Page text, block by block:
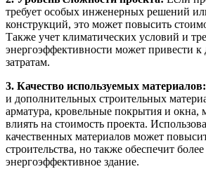
требует особых инженерных решений
конструкций, это может повысить
Также учет климатических условий и
энергоэффективности может привести
затратам.
3. Качество используемых материалов:
и дополнительных строительных
арматура, кровельные покрытия и окна,
влиять на стоимость проекта.
качественных материалов может
строительства, но также обеспечит
энергоэффективное здание.